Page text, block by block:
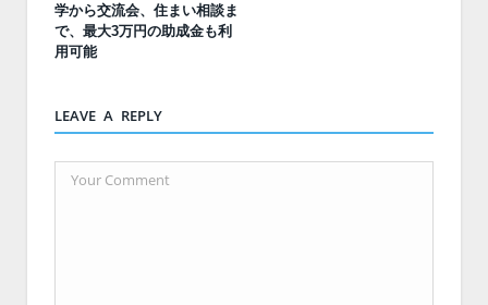
学から交流会、住まい相談ま
で、最大3万円の助成金も利
用可能
LEAVE A REPLY